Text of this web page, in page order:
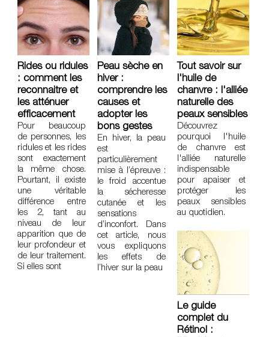
Rides ou ridules
: comment les
reconnaitre et
les atténuer
efficacement
Pour beaucoup
de personnes, les
ridules et les rides
sont exactement
la même chose.
Pourtant, il existe
une véritable
différence entre
les 2, tant au
niveau de leur
apparition que de
leur profondeur et
de leur traitement.
Si elles sont
Peau sèche en
hiver :
comprendre les
causes et
adopter les
bons gestes
En hiver, la peau
est
particulièrement
mise à l’épreuve :
le froid accentue
la sécheresse
cutanée et les
sensations
d’inconfort. Dans
cet article, nous
vous expliquons
les effets de
l’hiver sur la peau
Tout savoir sur
l'huile de
chanvre : l'alliée
naturelle des
peaux sensibles
Découvrez
pourquoi l'huile
de chanvre est
l'alliée naturelle
indispensable
pour apaiser et
protéger les
peaux sensibles
au quotidien.
Le guide
complet du
Rétinol :